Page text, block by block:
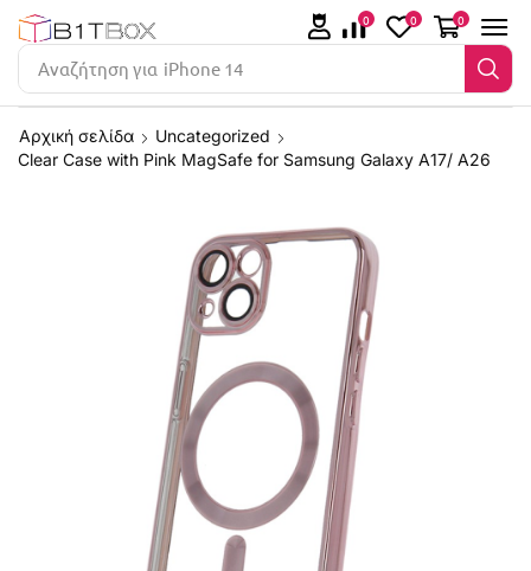
Αναζήτηση για iPhone 14
0 0 0
Αρχική σελίδα
Uncategorized
Clear Case with Pink MagSafe for Samsung Galaxy A17/ A26